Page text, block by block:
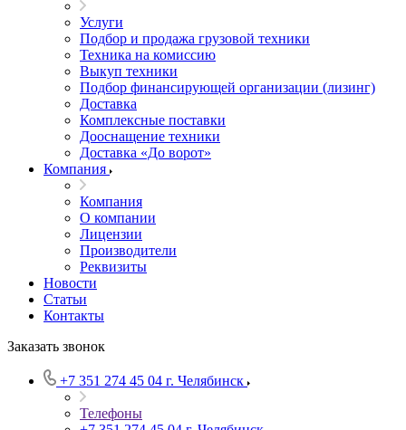
Услуги
Подбор и продажа грузовой техники
Техника на комиссию
Выкуп техники
Подбор финансирующей организации (лизинг)
Доставка
Комплексные поставки
Дооснащение техники
Доставка «До ворот»
Компания
Компания
О компании
Лицензии
Производители
Реквизиты
Новости
Статьи
Контакты
Заказать звонок
+7 351 274 45 04 г. Челябинск
Телефоны